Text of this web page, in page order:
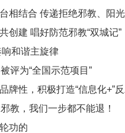
相结合 传递拒绝邪教、阳
创建 唱好防范邪教“双城记”
和谐主旋律
评为“全国示范项目”
牌性，积极打造“信息化+”
教，我们一步都不能退！
功的